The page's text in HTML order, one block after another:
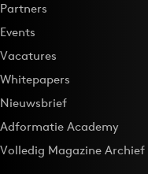
Partners
Events
Vacatures
Whitepapers
Nieuwsbrief
Adformatie Academy
Volledig Magazine Archief